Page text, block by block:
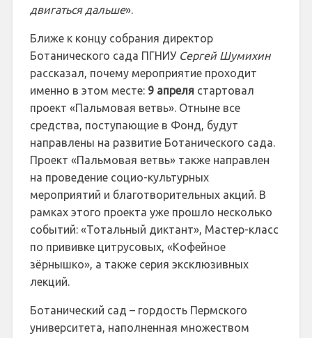
двигаться дальше».
Ближе к концу собрания директор
Ботанического сада ПГНИУСергей Шумихин
рассказал, почему мероприятие проходит
именно в этом месте: 9 апрелястартовал
проект «Пальмовая ветвь». Отныне все
средства, поступающие в Фонд, будут
направлены на развитие Ботанического сада.
Проект «Пальмовая ветвь» также направлен
на проведение социо-культурных
мероприятий и благотворительных акций. В
рамках этого проекта уже прошло несколько
событий: «Тотальный диктант», Мастер-класс
по прививке цитрусовых, «Кофейное
зёрнышко», а также серия эксклюзивных
лекций.
Ботанический сад – гордость Пермского
университета, наполненная множеством